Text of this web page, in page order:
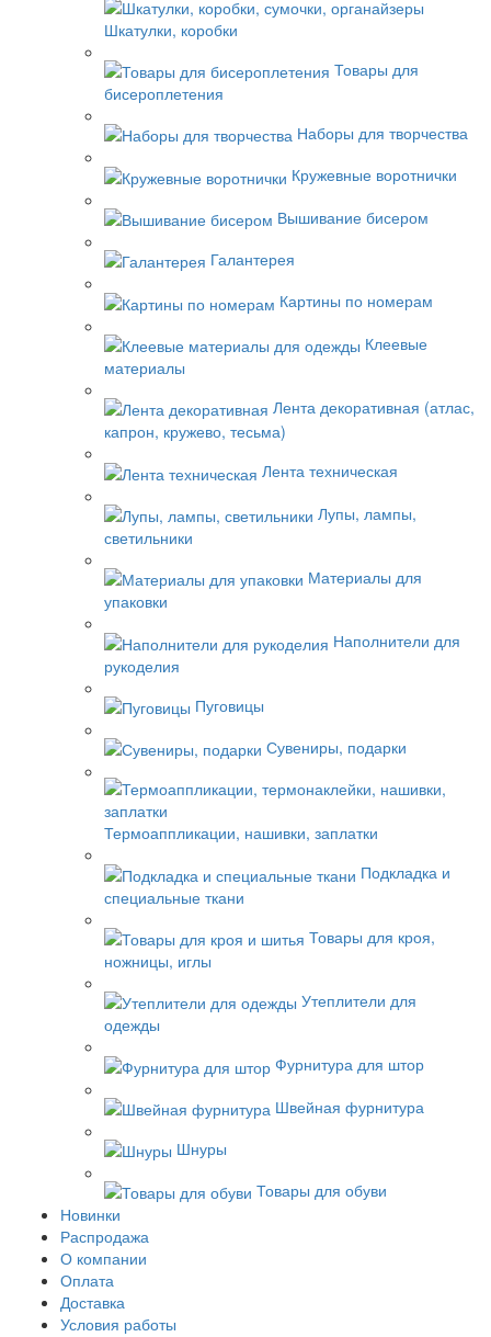
Шкатулки, коробки
Товары для
бисероплетения
Наборы для творчества
Кружевные воротнички
Вышивание бисером
Галантерея
Картины по номерам
Клеевые
материалы
Лента декоративная (атлас,
капрон, кружево, тесьма)
Лента техническая
Лупы, лампы,
светильники
Материалы для
упаковки
Наполнители для
рукоделия
Пуговицы
Сувениры, подарки
Термоаппликации, нашивки, заплатки
Подкладка и
специальные ткани
Товары для кроя,
ножницы, иглы
Утеплители для
одежды
Фурнитура для штор
Швейная фурнитура
Шнуры
Товары для обуви
Новинки
Распродажа
О компании
Оплата
Доставка
Условия работы